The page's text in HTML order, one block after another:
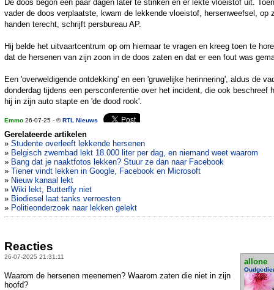
De doos begon een paar dagen later te stinken en er lekte vloeistof uit.
vader de doos verplaatste, kwam de lekkende vloeistof, hersenweefsel, op
handen terecht, schrijft persbureau AP.
Hij belde het uitvaartcentrum op om hiernaar te vragen en kreeg toen te
dat de hersenen van zijn zoon in de doos zaten en dat er een fout was
Een 'overweldigende ontdekking' en een 'gruwelijke herinnering', aldus de
donderdag tijdens een persconferentie over het incident, die ook beschreef
hij in zijn auto stapte en 'de dood rook'.
Emmo 26-07-25 - ©RTL Nieuws
Gerelateerde artikelen
» Studente overleeft lekkende hersenen
» Belgisch zwembad lekt 18.000 liter per dag, en niemand weet waarom
» Bang dat je naaktfotos lekken? Stuur ze dan naar Facebook
» Tiener vindt lekken in Google, Facebook en Microsoft
» Nieuw kanaal lekt
» Wiki lekt, Butterfly niet
» Biodiesel laat tanks verroesten
» Politieonderzoek naar lekken gelekt
Reacties
26-07-2025 21:31:11
allone
Waarom de hersenen meenemen? Waarom zaten die niet in zijn
hoofd?